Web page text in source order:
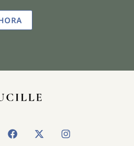
F
a
X
-
I
n